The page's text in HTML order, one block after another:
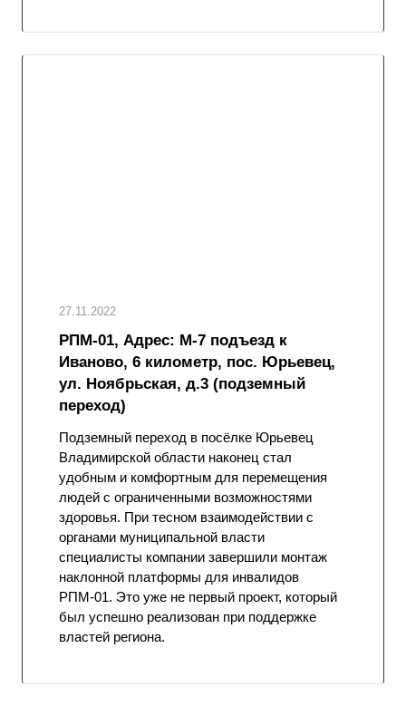
27.11.2022
РПМ-01, Адрес: М-7 подъезд к
Иваново, 6 километр, пос. Юрьевец,
ул. Ноябрьская, д.3 (подземный
переход)
Подземный переход в посёлке Юрьевец
Владимирской области наконец стал
удобным и комфортным для перемещения
людей с ограниченными возможностями
здоровья. При тесном взаимодействии с
органами муниципальной власти
специалисты компании завершили монтаж
наклонной платформы для инвалидов
РПМ-01. Это уже не первый проект, который
был успешно реализован при поддержке
властей региона.